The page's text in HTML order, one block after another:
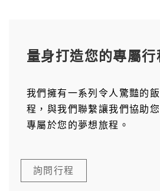
量身打造您的專屬行
我們擁有一系列令人驚豔的
程，與我們聯繫讓我們協助
專屬於您的夢想旅程。
詢問行程